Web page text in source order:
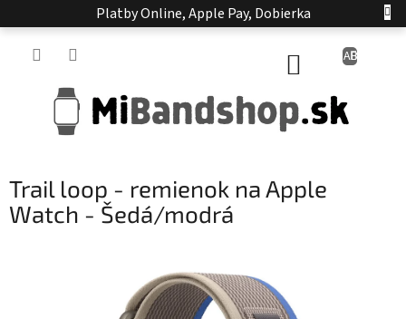
na
Platby Online, Apple Pay, Dobierka
NÁKUPNÝ
Trail loop - remienok na Apple
Watch - Šedá/modrá